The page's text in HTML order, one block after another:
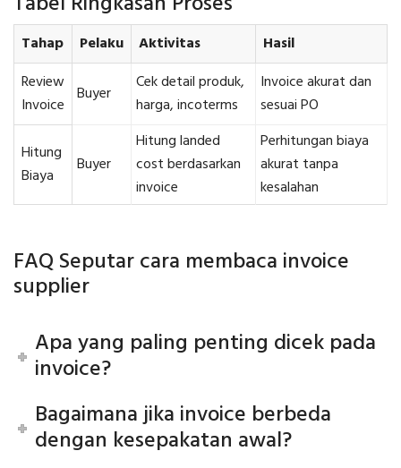
Tahap Pelaku Aktivitas
Hasil
Review
Invoice Buyer
Cek detail produk,
harga, incoterms
Invoice akurat dan
sesuai PO
Hitung
Biaya
Buyer
Hitung landed
cost berdasarkan
invoice
Perhitungan biaya
akurat tanpa
kesalahan
FAQ Seputar cara membaca invoice
supplier
Apa yang paling penting dicek pada
invoice?
Bagaimana jika invoice berbeda
dengan kesepakatan awal?